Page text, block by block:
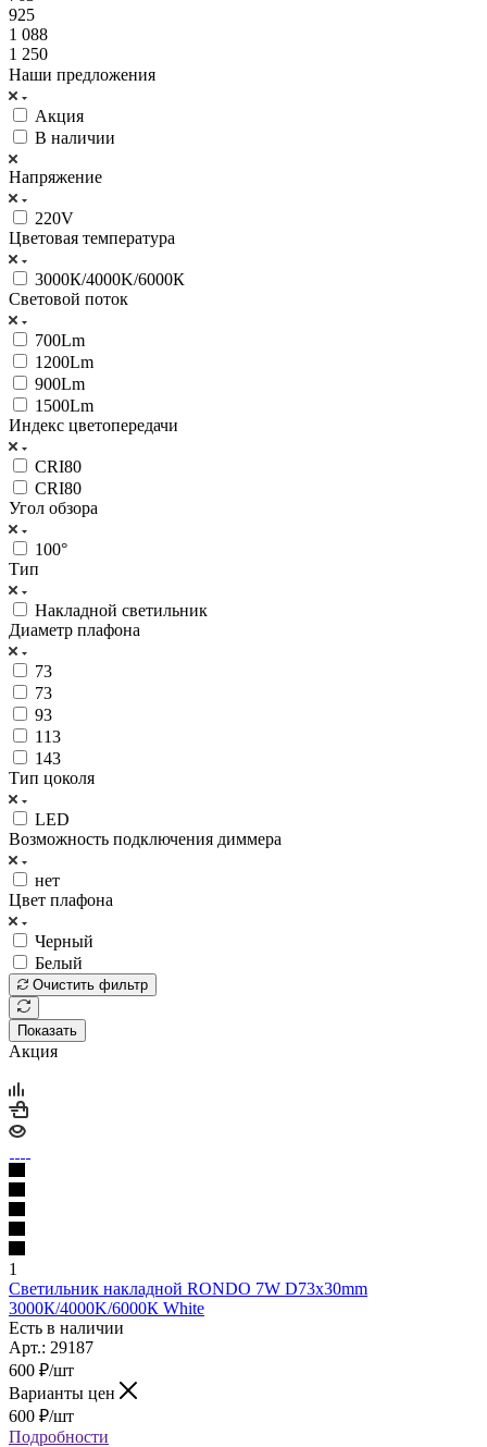
925
1 088
1 250
Наши предложения
Акция
В наличии
Напряжение
220V
Цветовая температура
3000К/4000K/6000К
Световой поток
700Lm
1200Lm
900Lm
1500Lm
Индекс цветопередачи
CRI80
CRI80
Угол обзора
100°
Тип
Накладной светильник
Диаметр плафона
73
73
93
113
143
Тип цоколя
LED
Возможность подключения диммера
нет
Цвет плафона
Черный
Белый
Очистить фильтр
Показать
Акция
1
Светильник накладной RONDO 7W D73x30mm
3000К/4000K/6000К White
Есть в наличии
Арт.: 29187
600 ₽/шт
Варианты цен
600 ₽/шт
Подробности